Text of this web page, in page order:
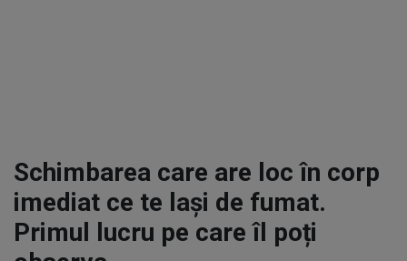
Schimbarea care are loc în corp
imediat ce te lași de fumat.
Primul lucru pe care îl poți